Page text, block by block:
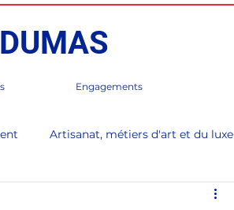
Engagements
Artisanat, métiers d'art et du luxe